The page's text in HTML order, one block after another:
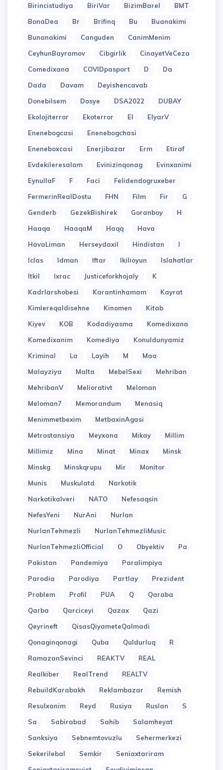
Birincistudiya
BiriVar BizimBarel
BMT
BonaDea
Br Brifinq Bu
Buanakimi
Bunanakimi
Canguden
CanimMenim
CeyhunBayramov
Cibgirlik
CinayetVeCeza
Comedixana
COVIDpasport D
Da
Dada
Davam
Deyishencavab
Donebilsem
Dosye DSA2022
DUBAY
Ekolojiterror
Ekoterror El
ElyarV
Enenebogcasi
Enenebogchasi
Eneneboxcasi
Enerjibazar Erm
Etiraf
Evdekileresalam
Evinizinqonag
Evinxanimi
EynullaF
F Faci
Felidendogruxeber
FermerinRealDostu
FHN Film Fir
G
Genderb
GezekBishirek Goranboy
H
Haaqa
HaaqaM Haqq
Hava
HavaLiman
Herseydaxil Hindistan
I
Iclas
Idman Iftar Ikilioyun
Islahatlar
Itkil
Ixrac Justiceforkhojaly
K
Kadrlarshobesi
Karantinhamam
Kayrat
Kimlereqaldisehne
Kinomen
Kitab
Kiyev
KOB Kodadiyasma
Komedixana
Komedixanim
Komediya
Konuldunyamiz
Kriminal
La Layih M
Maa
Malayziya
Malta MebelSexi
Mehriban
MehribanV
Meliorativt
Meloman
Meloman7
Memorandum
Menasiq
Menimmetbexim
MetbaxinAgasi
Metrostansiya
Meyxana Mikay
Millim
Millimiz
Mina Minat Minax
Minsk
Minskg
Minskqrupu Mir
Monitor
Munis
Muskulatd
Narkotik
Narkotikalveri
NATO
Nefesaqsin
NefesYeni
NurAni
Nurlan
NurlanTehmezli
NurlanTehmezliMusic
NurlanTehmezliOfficial
O Obyektiv
Pa
Pakistan
Pandemiya
Paralimpiya
Parodia
Parodiya Partlay
Prezident
Problem
Profil PUA Q
Qaraba
Qarba
Qarciceyi Qazax
Qazi
Qeyrineft
QisasQiyameteQalmadi
Qonaginqonagi
Quba Quldurluq
R
RamazanSevinci
REAKTV
REAL
Realkiber
RealTrend
REALTV
RebuildKarabakh
Reklambazar
Remish
Resulxanim
Reyd Rusiya Ruslan
S
Sa
Sabirabad Sahib
Salamheyat
Sanksiya
Sebnemtovuzlu
Sehermerkezi
Sekerilebal
Semkir
Seniaxtariram